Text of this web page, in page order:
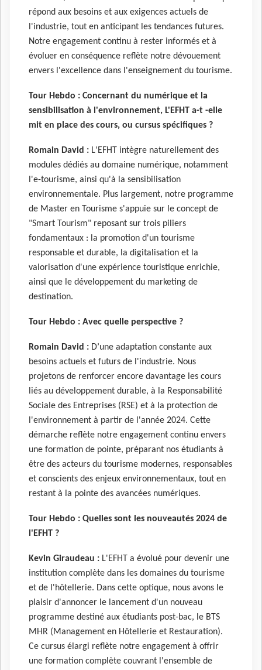
répond aux besoins et aux exigences actuels de
l'industrie, tout en anticipant les tendances futures.
Notre engagement continu à rester informés et à
évoluer en conséquence reflète notre dévouement
envers l'excellence dans l'enseignement du tourisme.
Tour Hebdo : Concernant du numérique et la
sensibilisation à l'environnement, L'EFHT a-t -elle
mit en place des cours, ou cursus spécifiques ?
Romain David : L'EFHT intègre naturellement des
modules dédiés au domaine numérique, notamment
l'e-tourisme, ainsi qu'à la sensibilisation
environnementale. Plus largement, notre programme
de Master en Tourisme s'appuie sur le concept de
"Smart Tourism" reposant sur trois piliers
fondamentaux : la promotion d'un tourisme
responsable et durable, la digitalisation et la
valorisation d'une expérience touristique enrichie,
ainsi que le développement du marketing de
destination.
Tour Hebdo : Avec quelle perspective ?
Romain David : D’une adaptation constante aux
besoins actuels et futurs de l'industrie. Nous
projetons de renforcer encore davantage les cours
liés au développement durable, à la Responsabilité
Sociale des Entreprises (RSE) et à la protection de
l'environnement à partir de l'année 2024. Cette
démarche reflète notre engagement continu envers
une formation de pointe, préparant nos étudiants à
être des acteurs du tourisme modernes, responsables
et conscients des enjeux environnementaux, tout en
restant à la pointe des avancées numériques.
Tour Hebdo : Quelles sont les nouveautés 2024 de
l'EFHT ?
Kevin Giraudeau : L'EFHT a évolué pour devenir une
institution complète dans les domaines du tourisme
et de l'hôtellerie. Dans cette optique, nous avons le
plaisir d'annoncer le lancement d'un nouveau
programme destiné aux étudiants post-bac, le BTS
MHR (Management en Hôtellerie et Restauration).
Ce cursus élargi reflète notre engagement à offrir
une formation complète couvrant l'ensemble de